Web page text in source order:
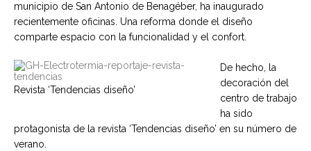
municipio de San Antonio de Benagéber, ha inaugurado
recientemente oficinas. Una reforma donde el diseño
comparte espacio con la funcionalidad y el confort.
Revista ‘Tendencias diseño’
De hecho, la
decoración del
centro de trabajo
ha sido
protagonista de la revista ‘Tendencias diseño’ en su número de
verano.